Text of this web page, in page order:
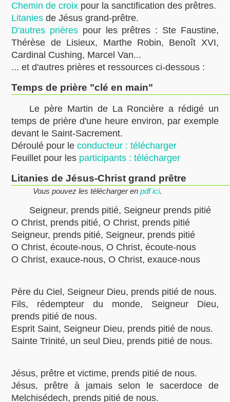
Chemin de croix pour la sanctification des prêtres.
Litanies de Jésus grand-prêtre.
D'autres prières pour les prêtres : Ste Faustine,
Thérèse de Lisieux, Marthe Robin, Benoît XVI,
Cardinal Cushing, Marcel Van...
... et d'autres prières et ressources ci-dessous :
Temps de prière "clé en main"
Le père Martin de La Roncière a rédigé un
temps de prière d'une heure environ, par exemple
devant le Saint-Sacrement.
Déroulé pour leconducteur : télécharger
Feuillet pour les participants : télécharger
Litanies de Jésus-Christ grand prêtre
Vous pouvez les télécharger en pdf ici.
Seigneur, prends pitié, Seigneur prends pitié
O Christ, prends pitié, O Christ, prends pitié
Seigneur, prends pitié, Seigneur, prends pitié
O Christ, écoute-nous, O Christ, écoute-nous
O Christ, exauce-nous, O Christ, exauce-nous
Père du Ciel, Seigneur Dieu, prends pitié de nous.
Fils, rédempteur du monde, Seigneur Dieu,
prends pitié de nous.
Esprit Saint, Seigneur Dieu, prends pitié de nous.
Sainte Trinité, un seul Dieu, prends pitié de nous.
Jésus, prêtre et victime, prends pitié de nous.
Jésus, prêtre à jamais selon le sacerdoce de
Melchisédech, prends pitié de nous.